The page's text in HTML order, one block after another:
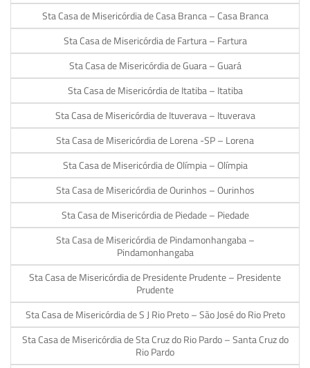
Sta Casa de Misericórdia de Casa Branca – Casa Branca
Sta Casa de Misericórdia de Fartura – Fartura
Sta Casa de Misericórdia de Guara – Guará
Sta Casa de Misericórdia de Itatiba – Itatiba
Sta Casa de Misericórdia de Ituverava – Ituverava
Sta Casa de Misericórdia de Lorena -SP – Lorena
Sta Casa de Misericórdia de Olímpia – Olímpia
Sta Casa de Misericórdia de Ourinhos – Ourinhos
Sta Casa de Misericórdia de Piedade – Piedade
Sta Casa de Misericórdia de Pindamonhangaba –
Pindamonhangaba
Sta Casa de Misericórdia de Presidente Prudente – Presidente
Prudente
Sta Casa de Misericórdia de S J Rio Preto – São José do Rio Preto
Sta Casa de Misericórdia de Sta Cruz do Rio Pardo – Santa Cruz do
Rio Pardo